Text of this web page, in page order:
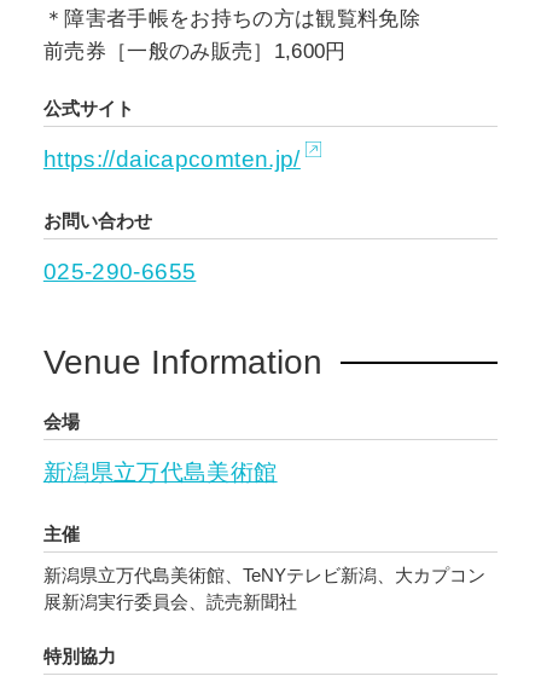
＊障害者手帳をお持ちの方は観覧料免除
前売券［一般のみ販売］1,600円
公式サイト
https://daicapcomten.jp/
お問い合わせ
025-290-6655
Venue Information
会場
新潟県立万代島美術館
主催
新潟県立万代島美術館、TeNYテレビ新潟、大カプコン
展新潟実行委員会、読売新聞社
特別協力